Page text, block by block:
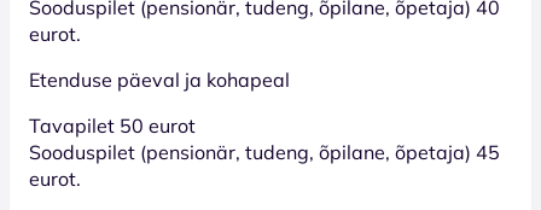
Sooduspilet (pensionär, tudeng, õpilane, õpetaja) 40
eurot.
Etenduse päeval ja kohapeal
Tavapilet 50 eurot
Sooduspilet (pensionär, tudeng, õpilane, õpetaja) 45
eurot.